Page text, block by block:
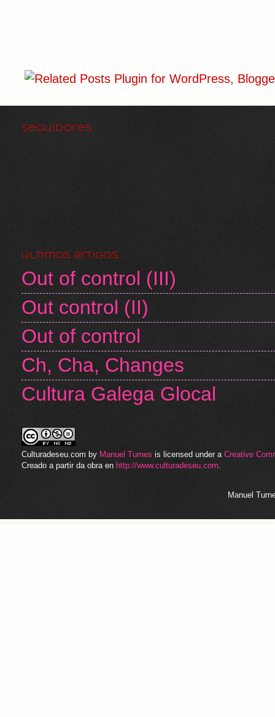
Seguidores
últimos artigos
Out of control (III)
Out control (II)
Out of control
Ch, Cha, Changes
Cultura Galega Glocal
Culturadeseu.com by Manuel Turnes is licensed under a Creative
Creado a partir da obra en http://www.culturadeseu.com
Manuel